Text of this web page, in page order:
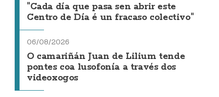
"Cada día que pasa sen abrir este
Centro de Día é un fracaso colectivo"
06/08/2026
O camariñán Juan de Lilium tende
pontes coa lusofonía a través dos
videoxogos